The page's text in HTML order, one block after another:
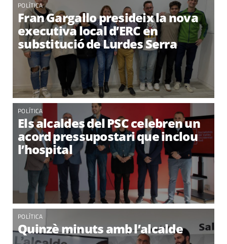
POLÍTICA
Fran Gargallo presideix la nova
executiva local d’ERC en
substitució de Lurdes Serra
POLÍTICA
Els alcaldes del PSC celebren un
acord pressupostari que inclou
l’hospital
POLÍTICA
Quinzè minuts amb l’alcalde